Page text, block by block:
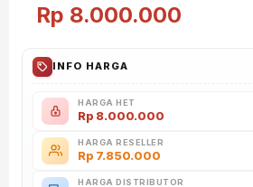
Rp 8.000.000
INFO HARGA
HARGA HET
Rp 8.000.000
HARGA RESELLER
Rp 7.850.000
HARGA DISTRIBUTOR